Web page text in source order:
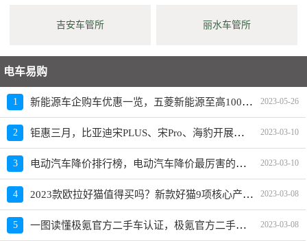
吉安车管所 丽水车管所
电车易购
1 新能源车企购车优惠一览，五菱新能源至高10000元限时补贴 2023-05-26
2 钜惠三月，比亚迪宋PLUS、宋Pro、海豹开展限时优惠活动 2023-03-10
3 电动汽车降价排行榜，电动汽车降价最厉害的品牌是？ 2023-03-10
4 2023款欧拉好猫值得买吗？新款好猫9项核心产品力重磅升级 2023-03-08
5 一图读懂极氪官方二手车认证，极氪官方二手车入口上线 2023-03-08